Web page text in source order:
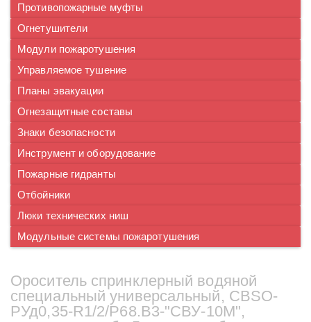
Противопожарные муфты
Огнетушители
Модули пожаротушения
Управляемое тушение
Планы эвакуации
Огнезащитные составы
Знаки безопасности
Инструмент и оборудование
Пожарные гидранты
Отбойники
Люки технических ниш
Модульные системы пожаротушения
Ороситель спринклерный водяной
специальный универсальный, СBSO-
РУд0,35-R1/2/Р68.В3-"СВУ-10М",